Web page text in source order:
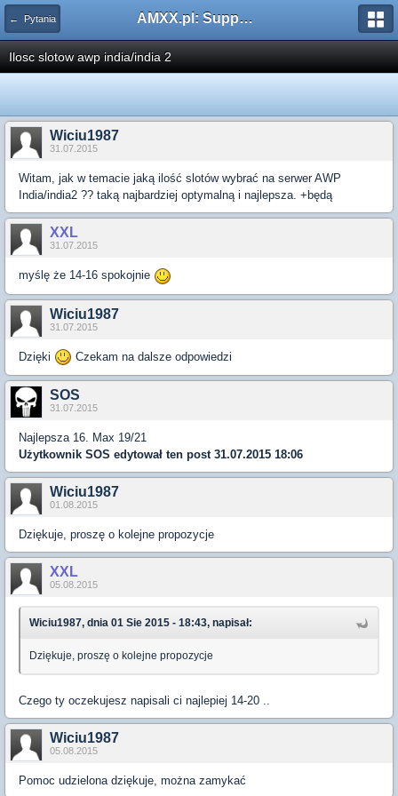
← Pytania AMXX.pl: Support AMX Mod X i SourceMod
Ilosc slotow awp india/india 2
Wiciu1987
31.07.2015
Witam, jak w temacie jaką ilość slotów wybrać na serwer AWP
India/india2 ?? taką najbardziej optymalną i najlepsza. +będą
XXL
31.07.2015
myślę że 14-16 spokojnie
Wiciu1987
31.07.2015
Dzięki Czekam na dalsze odpowiedzi
SOS
31.07.2015
Najlepsza 16. Max 19/21
Użytkownik SOS edytował ten post 31.07.2015 18:06
Wiciu1987
01.08.2015
Dziękuje, proszę o kolejne propozycje
XXL
05.08.2015
Wiciu1987, dnia 01 Sie 2015 - 18:43, napisał:
Dziękuje, proszę o kolejne propozycje
Czego ty oczekujesz napisali ci najlepiej 14-20 ..
Wiciu1987
05.08.2015
Pomoc udzielona dziękuje, można zamykać